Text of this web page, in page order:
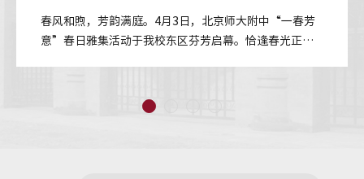
春风和煦，芳韵满庭。4月3日，北京师大附中“一春芳
意”春日雅集活动于我校东区芬芳启幕。恰逢春光正